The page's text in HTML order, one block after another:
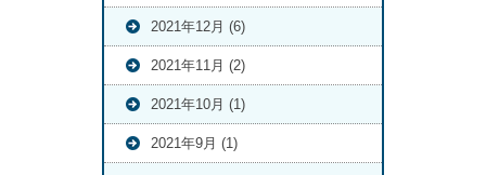
2021年12月 (6)
2021年11月 (2)
2021年10月 (1)
2021年9月 (1)